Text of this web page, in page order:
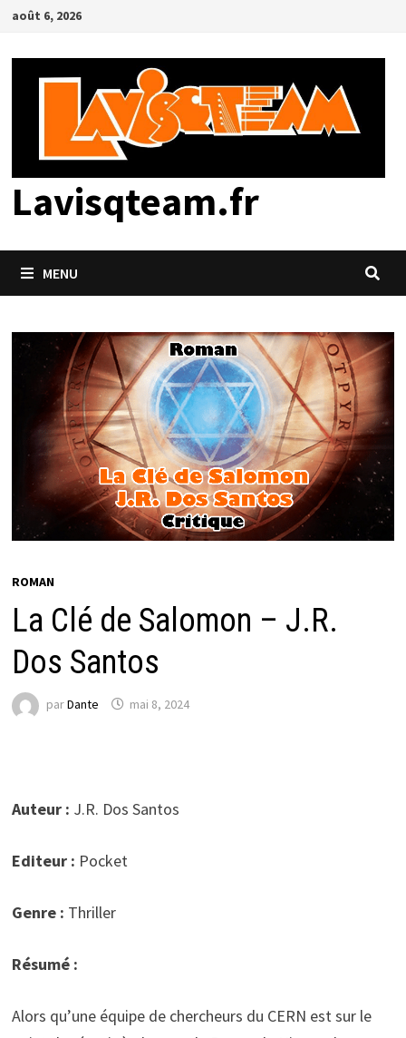
Passer
contenu
août 6, 2026
Lavisqteam.fr
MENU
ROMAN
La Clé de Salomon – J.R.
Dos Santos
parDante mai 8, 2024
Auteur : J.R. Dos Santos
Editeur : Pocket
Genre : Thriller
Résumé :
Alors qu’une équipe de chercheurs du CERN est sur le